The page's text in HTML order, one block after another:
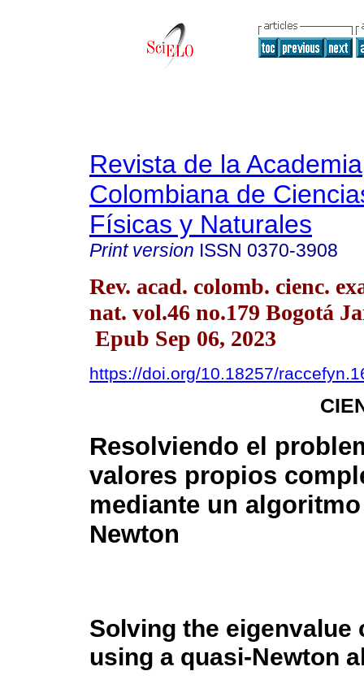
Revista de la Academia
Colombiana de
Físicas y Naturales
Print version ISSN 0370-3908
Rev. acad. colomb. cienc.
nat. vol.46 no.179 Bogotá
Epub Sep 06, 2023
https://doi.org/10.18257/
Resolviendo el
valores propios
mediante un
Newton
Solving the
using a quasi-Newton